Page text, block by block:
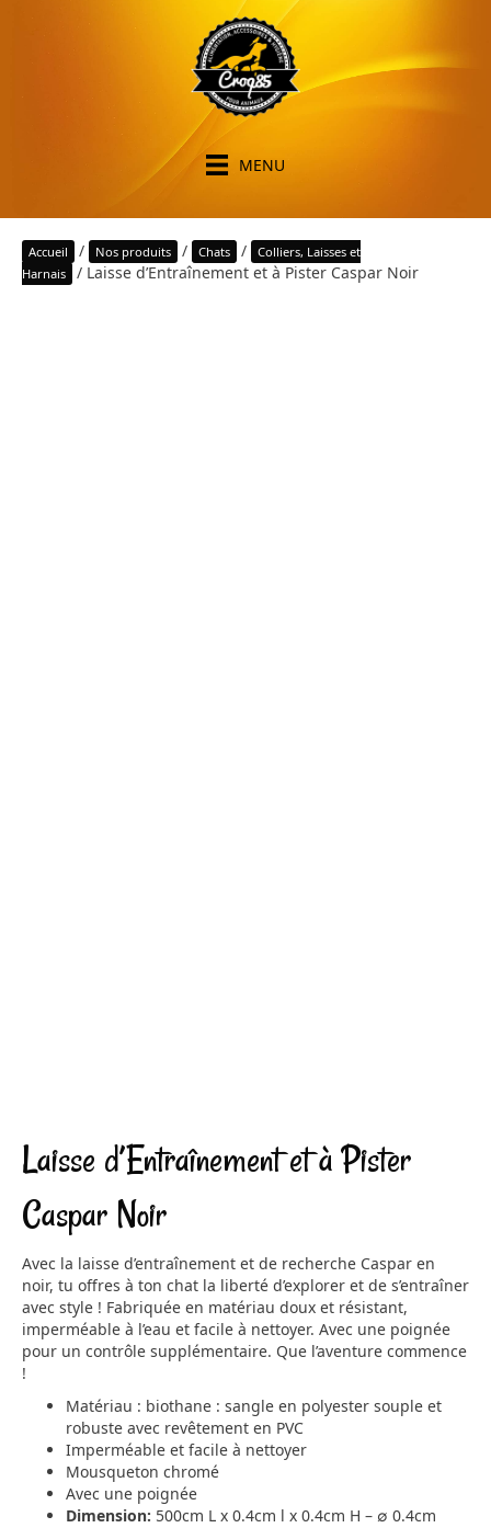
MENU
Accueil / Nos produits / Chats /
Colliers, Laisses et
Harnais
/ Laisse d’Entraînement et à Pister Caspar Noir
Laisse d’Entraînement et à Pister
Caspar Noir
Avec la laisse d’entraînement et de recherche Caspar en
noir, tu offres à ton chat la liberté d’explorer et de s’entraîner
avec style ! Fabriquée en matériau doux et résistant,
imperméable à l’eau et facile à nettoyer. Avec une poignée
pour un contrôle supplémentaire. Que l’aventure commence
!
Matériau : biothane : sangle en polyester souple et
robuste avec revêtement en PVC
Imperméable et facile à nettoyer
Mousqueton chromé
Avec une poignée
Dimension: 500cm L x 0.4cm l x 0.4cm H – ∅ 0.4cm